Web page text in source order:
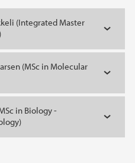
(Integrated Master
(MSc in Molecular
in Biology -